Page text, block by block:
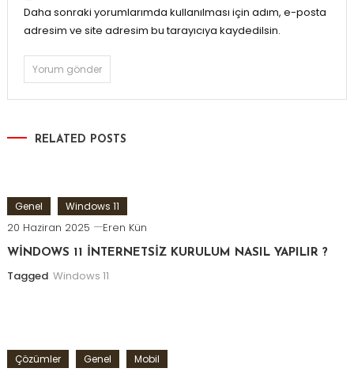
Daha sonraki yorumlarımda kullanılması için adım, e-posta
adresim ve site adresim bu tarayıcıya kaydedilsin.
RELATED POSTS
Genel Windows 11
20 Haziran 2025 Eren Kün
WİNDOWS 11 İNTERNETSİZ KURULUM NASIL YAPILIR ?
Tagged Windows 11
Çözümler Genel Mobil